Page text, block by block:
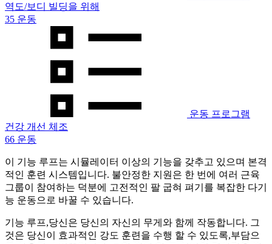
역도/보디 빌딩을 위해
35 운동
운동 프로그램
건강 개선 체조
66 운동
이 기능 루프는 시뮬레이터 이상의 기능을 갖추고 있으며 본격
적인 훈련 시스템입니다. 불안정한 지원은 한 번에 여러 근육
그룹이 참여하는 덕분에 고전적인 팔 굽혀 펴기를 복잡한 다기
능 운동으로 바꿀 수 있습니다.
기능 루프,당신은 당신의 자신의 무게와 함께 작동합니다. 그
것은 당신이 효과적인 강도 훈련을 수행 할 수 있도록,부담으